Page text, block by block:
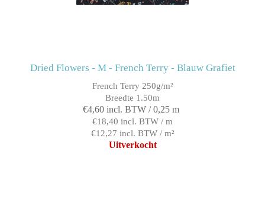
Dried Flowers - M - French Terry - Blauw Grafiet
French Terry 250g/m²
Breedte 1.50m
€4,60 incl. BTW / 0,25 m
€18,40 incl. BTW / m
€12,27 incl. BTW / m²
Uitverkocht